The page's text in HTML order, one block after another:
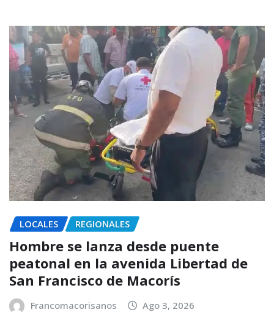
LOCALES REGIONALES
Hombre se lanza desde puente
peatonal en la avenida Libertad de
San Francisco de Macorís
Francomacorisanos Ago 3, 2026